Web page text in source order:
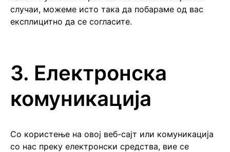
случаи, можеме исто така да побараме од вас
експлицитно да се согласите.
3. Електронска
комуникација
Со користење на овој веб-сајт или комуникација
со нас преку електронски средства, вие се